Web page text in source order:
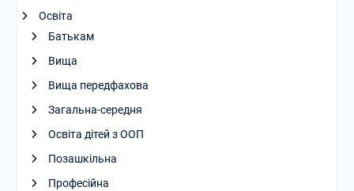
Освіта
Батькам
Вища
Вища передфахова
Загальна-середня
Освіта дітей з ООП
Позашкільна
Професійна